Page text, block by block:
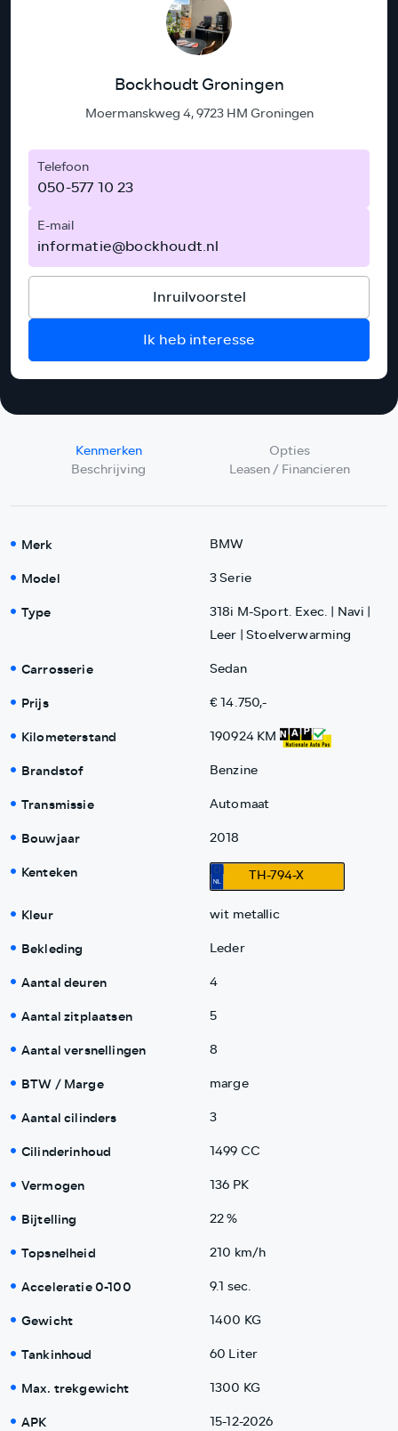
Bockhoudt Groningen
Moermanskweg 4, 9723 HM Groningen
Telefoon
050-577 10 23
E-mail
informatie@bockhoudt.nl
Inruilvoorstel
Ik heb interesse
Kenmerken
Opties
Beschrijving
Leasen / Financieren
Merk BMW
Model 3 Serie
Type
318i M-Sport. Exec. | Navi |
Leer | Stoelverwarming
Carrosserie Sedan
Prijs € 14.750,-
Kilometerstand 190924 KM
Brandstof Benzine
Transmissie Automaat
Bouwjaar 2018
Kenteken TH-794-X
Kleur wit metallic
Bekleding Leder
Aantal deuren 4
Aantal zitplaatsen 5
Aantal versnellingen 8
BTW / Marge marge
Aantal cilinders 3
Cilinderinhoud 1499 CC
Vermogen 136 PK
Bijtelling 22 %
Topsnelheid 210 km/h
Acceleratie 0-100 9.1 sec.
Gewicht 1400 KG
Tankinhoud 60 Liter
Max. trekgewicht 1300 KG
APK 15-12-2026